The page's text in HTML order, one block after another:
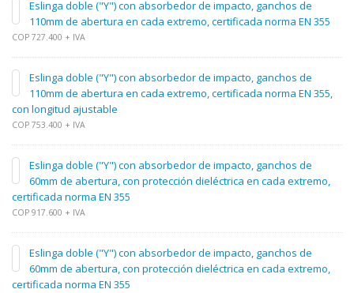
Eslinga doble ("Y") con absorbedor de impacto, ganchos de
110mm de abertura en cada extremo, certificada norma EN 355
COP 727.400 + IVA
Eslinga doble ("Y") con absorbedor de impacto, ganchos de
110mm de abertura en cada extremo, certificada norma EN 355,
con longitud ajustable
COP 753.400 + IVA
Eslinga doble ("Y") con absorbedor de impacto, ganchos de
60mm de abertura, con protección dieléctrica en cada extremo,
certificada norma EN 355
COP 917.600 + IVA
Eslinga doble ("Y") con absorbedor de impacto, ganchos de
60mm de abertura, con protección dieléctrica en cada extremo,
certificada norma EN 355